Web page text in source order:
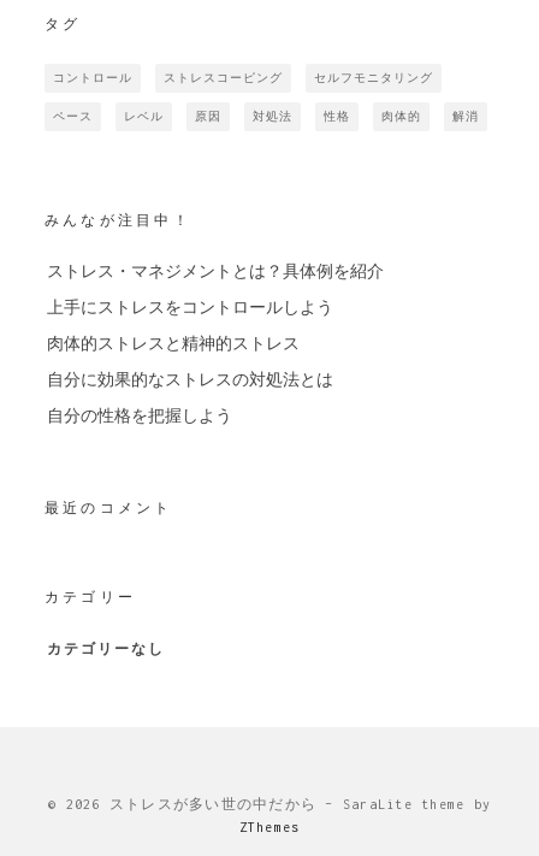
タグ
コントロール ストレスコーピング セルフモニタリング
ペース レベル 原因 対処法 性格 肉体的 解消
みんなが注目中！
ストレス・マネジメントとは？具体例を紹介
上手にストレスをコントロールしよう
肉体的ストレスと精神的ストレス
自分に効果的なストレスの対処法とは
自分の性格を把握しよう
最近のコメント
カテゴリー
カテゴリーなし
© 2026 ストレスが多い世の中だから –
SaraLite theme by
ZThemes